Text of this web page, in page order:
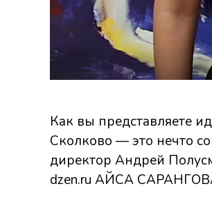
Как вы представляете
Сколково — это нечто
директор Андрей
dzen.ru АЙСА